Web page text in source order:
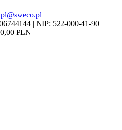
| NIP: 522-000-41-90
PLN